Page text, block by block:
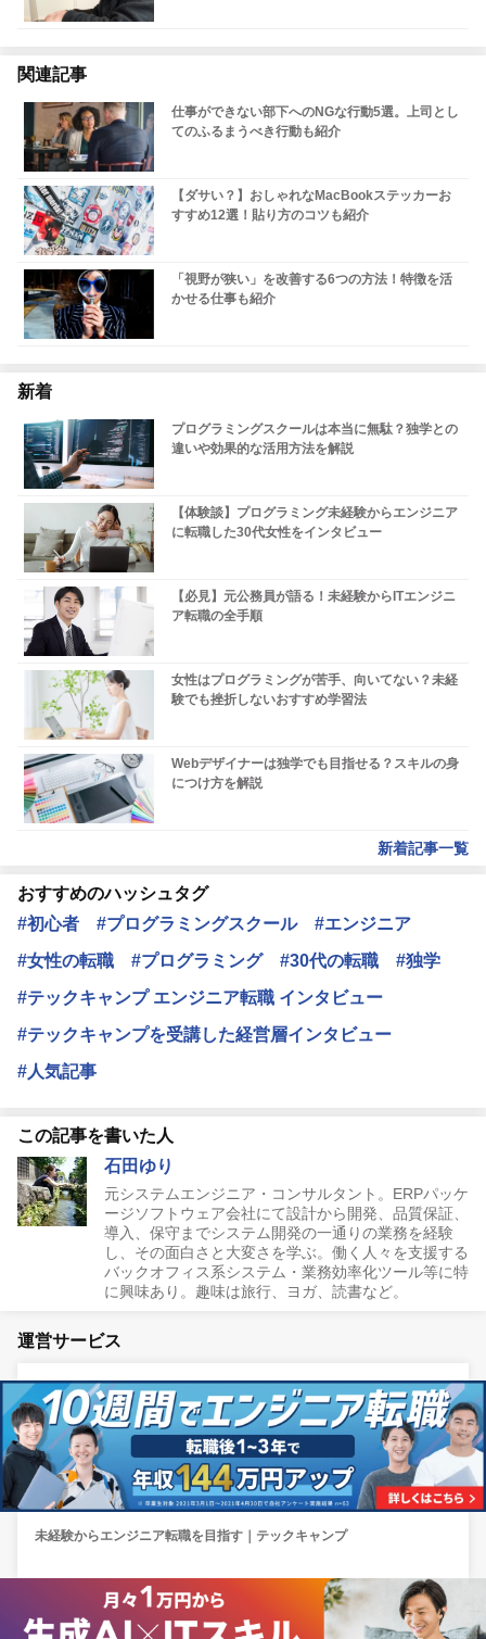
関連記事
仕事ができない部下へのNGな行動5選。上司とし
てのふるまうべき行動も紹介
【ダサい？】おしゃれなMacBookステッカーお
すすめ12選！貼り方のコツも紹介
「視野が狭い」を改善する6つの方法！特徴を活
かせる仕事も紹介
新着
プログラミングスクールは本当に無駄？独学との
違いや効果的な活用方法を解説
【体験談】プログラミング未経験からエンジニア
に転職した30代女性をインタビュー
【必見】元公務員が語る！未経験からITエンジニ
ア転職の全手順
女性はプログラミングが苦手、向いてない？未経
験でも挫折しないおすすめ学習法
Webデザイナーは独学でも目指せる？スキルの身
につけ方を解説
新着記事一覧
おすすめのハッシュタグ
#初心者
#プログラミングスクール
#エンジニア
#女性の転職
#プログラミング #30代の転職
#独学
#テックキャンプ エンジニア転職 インタビュー
#テックキャンプを受講した経営層インタビュー
#人気記事
この記事を書いた人
石田ゆり
元システムエンジニア・コンサルタント。ERPパッケ
ージソフトウェア会社にて設計から開発、品質保証、
導入、保守までシステム開発の一通りの業務を経験
し、その面白さと大変さを学ぶ。働く人々を支援する
バックオフィス系システム・業務効率化ツール等に特
に興味あり。趣味は旅行、ヨガ、読書など。
運営サービス
未経験からエンジニア転職を目指す｜テックキャンプ